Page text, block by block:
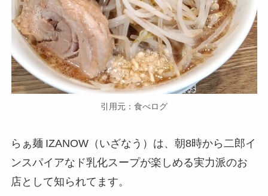
引用元：食べログ
らぁ麺 IZANOW（いざなう）は、朝8時から二郎イ
ンスパイアなド乳化スープが楽しめる実力派のお
店として知られてます。